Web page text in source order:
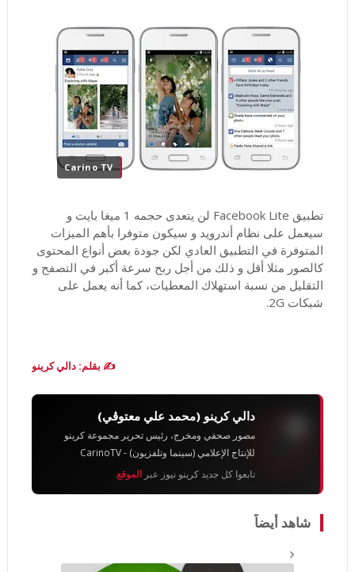
Carino TV
تطبيق Facebook Lite لن يتعدى حجمه 1 ميغا بايت و
سيعمل على نظام أندرويد و سيكون متوفرا بأهم الميزات
المتوفرة في التطبيق العادي لكن جودة بعض أنواع المحتوى
كالصور مثلا أقل و ذلك من أجل ربح سرعة أكبر في التصفح و
التقليل من نسبة استهلاك المعطيات، كما أنه يعمل على
شبكات 2G.
✍️ بقلم: دالي كرينو
دالي كرينو (محمد علي معتوڨي)
مصور صحفي ومخرج، رئيس تحرير مجموعة كرينو
للإنتاج الإعلامي (سينما وتلفزيون) - CarinoTV
تابعوا كل جديد كرينو نيوز عبر الموقع
شاهد أيضاً